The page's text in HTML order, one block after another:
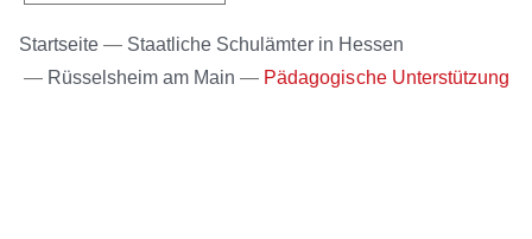
Startseite
Staatliche Schulämter in Hessen
Rüsselsheim am Main
Pädagogische Unterstützung